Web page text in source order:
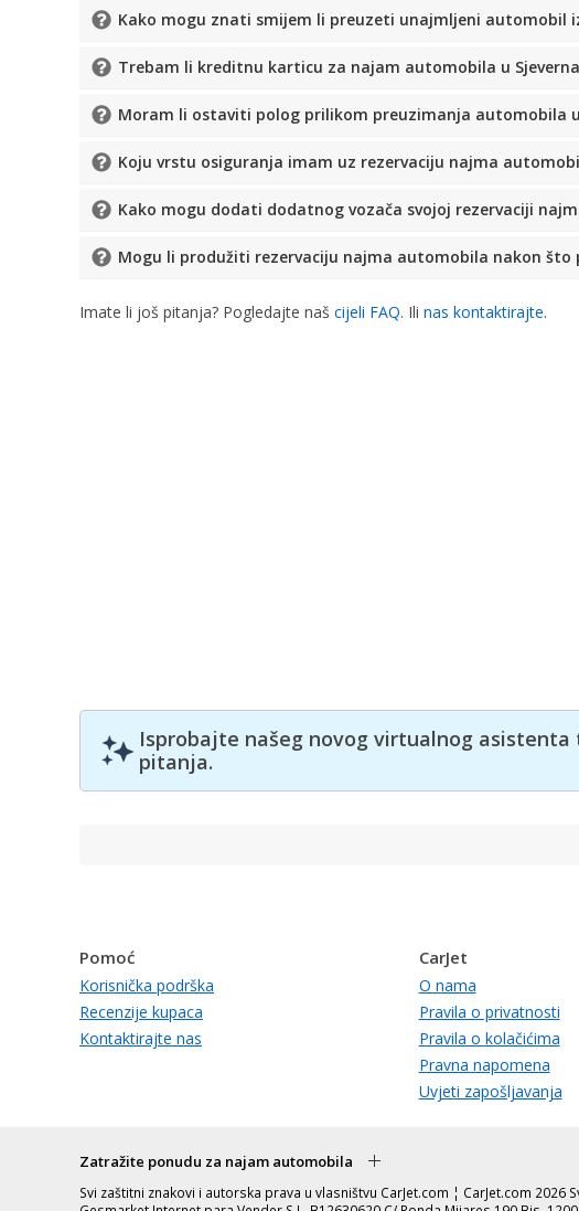
Kako mogu znati smijem li preuzeti unajmljeni automobil
Trebam li kreditnu karticu za najam automobila u
Moram li ostaviti polog prilikom preuzimanja automobila
Koju vrstu osiguranja imam uz rezervaciju najma
Kako mogu dodati dodatnog vozača svojoj rezervaciji
Mogu li produžiti rezervaciju najma automobila nakon što
Imate li još pitanja? Pogledajte naš cijeli FAQ. Ili nas kontaktirajte.
Isprobajte našeg novog virtualnog
pitanja.
Pomoć
Korisnička podrška
Recenzije kupaca
Kontaktirajte nas
CarJet
O nama
Pravila o privatnosti
Pravila o kolačićima
Pravna napomena
Uvjeti zapošljavanja
Zatražite ponudu za najam automobila
Svi zaštitni znakovi i autorska prava u vlasništvu CarJet.com ¦ CarJet.com 2026